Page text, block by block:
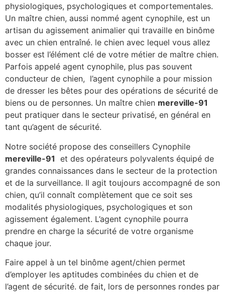
physiologiques, psychologiques et comportementales.
Un maître chien, aussi nommé agent cynophile, est un
artisan du agissement animalier qui travaille en binôme
avec un chien entraîné. le chien avec lequel vous allez
bosser est l’élément clé de votre métier de maître chien.
Parfois appelé agent cynophile, plus pas souvent
conducteur de chien, l’agent cynophile a pour mission
de dresser les bêtes pour des opérations de sécurité de
biens ou de personnes. Un maître chien mereville-91
peut pratiquer dans le secteur privatisé, en général en
tant qu’agent de sécurité.
Notre société propose des conseillers Cynophile
mereville-91 et des opérateurs polyvalents équipé de
grandes connaissances dans le secteur de la protection
et de la surveillance. Il agit toujours accompagné de son
chien, qu’il connaît complètement que ce soit ses
modalités physiologiques, psychologiques et son
agissement également. L’agent cynophile pourra
prendre en charge la sécurité de votre organisme
chaque jour.
Faire appel à un tel binôme agent/chien permet
d’employer les aptitudes combinées du chien et de
l’agent de sécurité. de fait, lors de personnes rondes par